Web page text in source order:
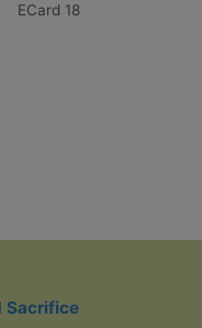
ECard 18
Sacrifice